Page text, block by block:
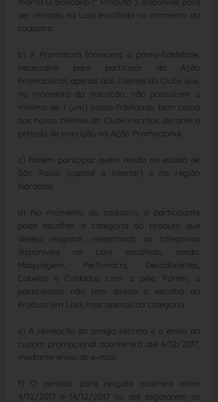
ser retirado na Loja escolhida no momento do
cadastro.
b) A Promotora fornecerá o ponto-fidelidade,
necessário para participar da Ação
Promocional, apenas aos clientes do Clube que,
no momento da inscrição, não possuírem o
mínimo de 1 (um) ponto-fidelidade, bem como
aos novos clientes do Clube inscritos durante o
período de inscrição na Ação Promocional.
c) Podem participar quem resida no estado de
São Paulo (capital e interior) e na região
Nordeste.
d) No momento do cadastro, o participante
pode escolher a categoria do produto que
deseja resgatar, respeitando as categorias
disponíveis na Loja escolhida, sendo:
Maquiagem, Perfumaria, Desodorantes,
Cabelos e Cuidados com a pele. Porém, o
participante não tem direito à escolha do
Produto em Loja, mas apenas da categoria.
e) A revelação do amigo secreto e o envio do
cupom promocional acontecerá até 4/12/2017,
mediante envio de e-mail.
f) O período para resgate ocorrerá entre
4/12/2017 e 14/12/2017 ou até esgotarem os